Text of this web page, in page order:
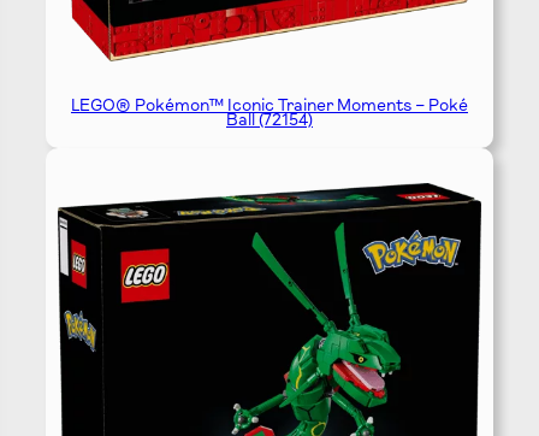
LEGO® Pokémon™ Iconic Trainer Moments – Poké
Ball (72154)